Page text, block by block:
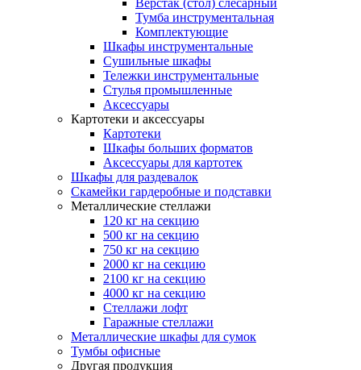
Верстак (стол) слесарный
Тумба инструментальная
Комплектующие
Шкафы инструментальные
Сушильные шкафы
Тележки инструментальные
Стулья промышленные
Аксессуары
Картотеки и аксессуары
Картотеки
Шкафы больших форматов
Аксессуары для картотек
Шкафы для раздевалок
Скамейки гардеробные и подставки
Металлические стеллажи
120 кг на секцию
500 кг на секцию
750 кг на секцию
2000 кг на секцию
2100 кг на секцию
4000 кг на секцию
Стеллажи лофт
Гаражные стеллажи
Металлические шкафы для сумок
Тумбы офисные
Другая продукция